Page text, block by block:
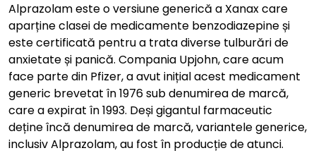
Alprazolam este o versiune generică a Xanax care
aparține clasei de medicamente benzodiazepine și
este certificată pentru a trata diverse tulburări de
anxietate și panică. Compania Upjohn, care acum
face parte din Pfizer, a avut inițial acest medicament
generic brevetat în 1976 sub denumirea de marcă,
care a expirat în 1993. Deși gigantul farmaceutic
deține încă denumirea de marcă, variantele generice,
inclusiv Alprazolam, au fost în producție de atunci.